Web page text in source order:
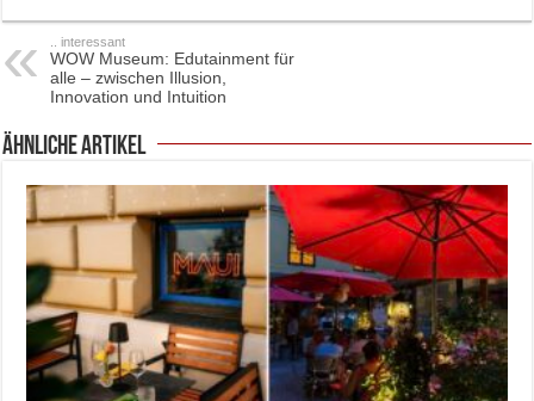
.. interessant
WOW Museum: Edutainment für
alle – zwischen Illusion,
Innovation und Intuition
ähnliche Artikel